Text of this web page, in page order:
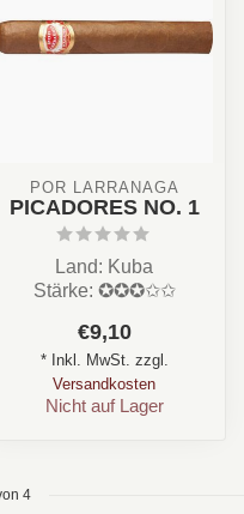
POR LARRAÑAGA
PICADORES NO. 1
Land: Kuba
Stärke: ✪✪✪✩✩
Cremig
Format: Hermoso /
Longfille...
€9,10
* Inkl. MwSt. zzgl.
Versandkosten
Nicht auf Lager
4